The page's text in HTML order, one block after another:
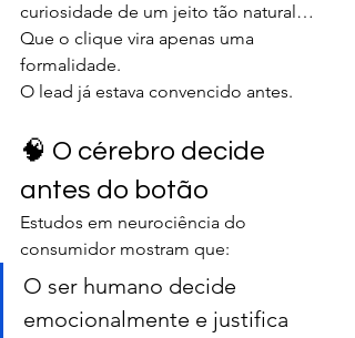
curiosidade de um jeito tão natural…
Que o clique vira apenas uma
formalidade.
O lead já estava convencido antes.
🧠 O cérebro decide
antes do botão
Estudos em neurociência do
consumidor mostram que:
O ser humano decide
emocionalmente e justifica